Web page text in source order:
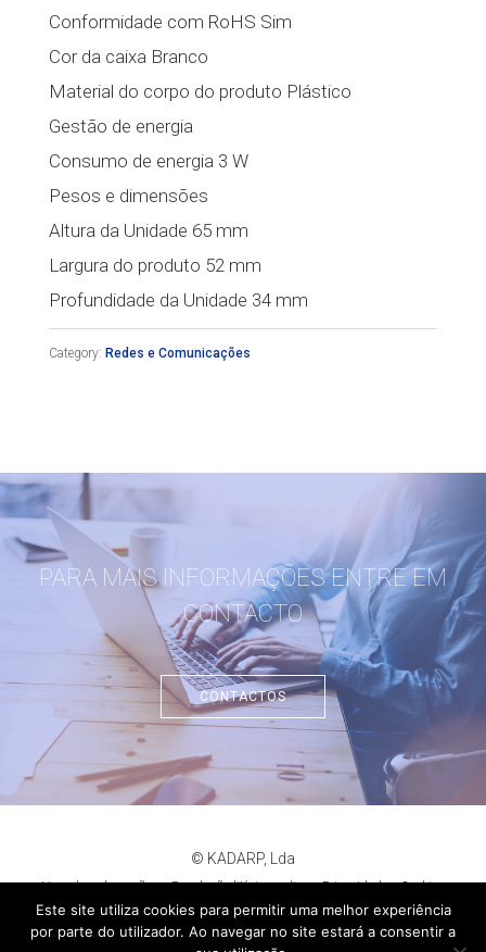
Conformidade com RoHS Sim
Cor da caixa Branco
Material do corpo do produto Plástico
Gestão de energia
Consumo de energia 3 W
Pesos e dimensões
Altura da Unidade 65 mm
Largura do produto 52 mm
Profundidade da Unidade 34 mm
Category: Redes e Comunicações
PARA MAIS INFORMAÇÕES ENTRE EM
CONTACTO
CONTACTOS
© KADARP, Lda
Livro de reclamações Resolução litígios online Privacidade
Cookies
criação de sites:criativo.net
Este site utiliza cookies para permitir uma melhor experiência
por parte do utilizador. Ao navegar no site estará a consentir a